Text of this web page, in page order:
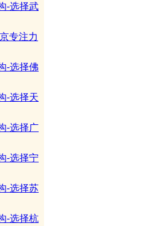
-选择武
专注力
-选择佛
-选择天
-选择广
-选择宁
-选择苏
-选择杭